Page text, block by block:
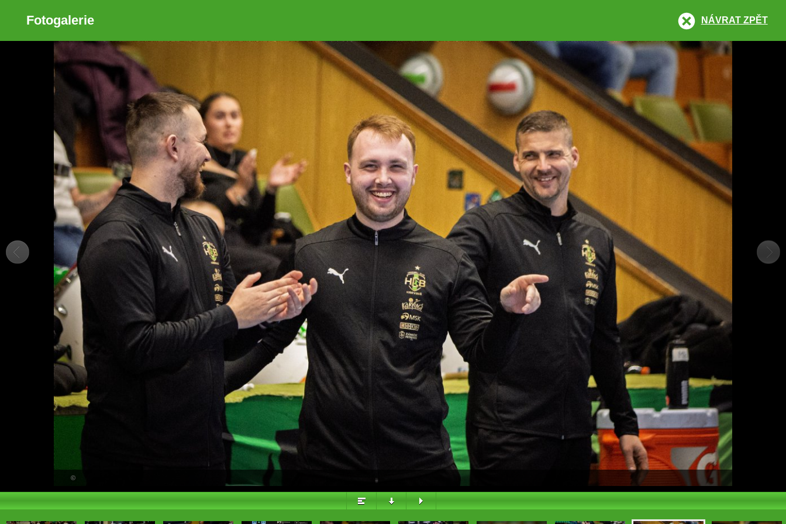
Zobrazit galerii
Fotogalerie NÁVRAT ZPĚT
ODKAZ
FACEBOOK
TWITTER
GOOGLE PLUS
PŘEHLED
©